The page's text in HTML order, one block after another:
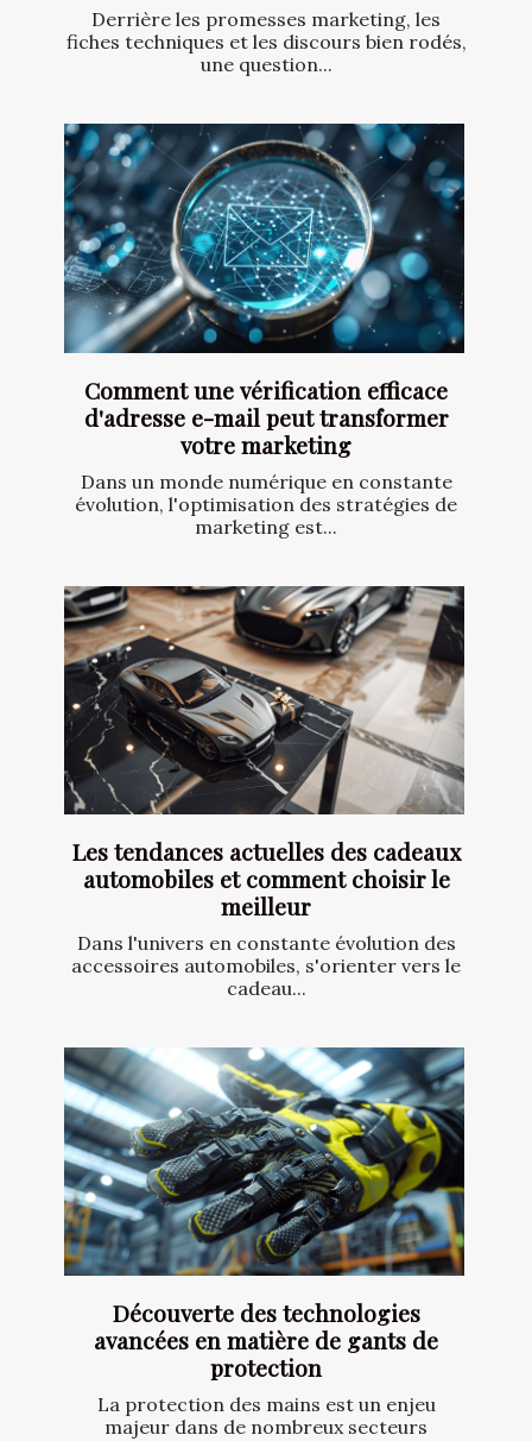
Derrière les promesses marketing, les
fiches techniques et les discours bien rodés,
une question...
Comment une vérification efficace
d'adresse e-mail peut transformer
votre marketing
Dans un monde numérique en constante
évolution, l'optimisation des stratégies de
marketing est...
Les tendances actuelles des cadeaux
automobiles et comment choisir le
meilleur
Dans l'univers en constante évolution des
accessoires automobiles, s'orienter vers le
cadeau...
Découverte des technologies
avancées en matière de gants de
protection
La protection des mains est un enjeu
majeur dans de nombreux secteurs